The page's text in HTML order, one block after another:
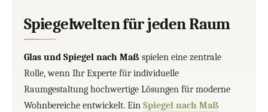
Spiegelwelten für jeden Raum
Glas und Spiegel nach Maß spielen eine zentrale
Rolle, wenn Ihr Experte für individuelle
Raumgestaltung hochwertige Lösungen für moderne
Wohnbereiche entwickelt. Ein Spiegel nach Maß